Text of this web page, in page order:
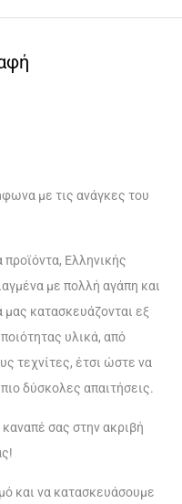
με τις ανάγκες του
προϊόντα, Ελληνικής
με πολλή αγάπη και
κατασκευάζονται εξ
υλικά, από
τεχνίτες, έτσι ώστε να
δύσκολες απαιτήσεις.
σας στην ακριβή
και να κατασκευάσουμε